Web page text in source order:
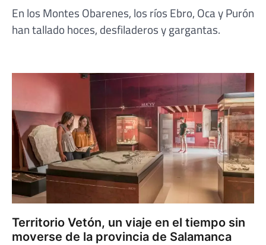
En los Montes Obarenes, los ríos Ebro, Oca y Purón
han tallado hoces, desfiladeros y gargantas.
Territorio Vetón, un viaje en el tiempo sin
moverse de la provincia de Salamanca